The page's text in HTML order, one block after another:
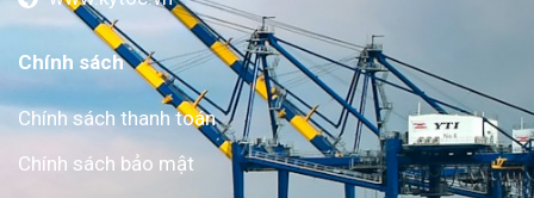
Chính sách
Chính sách thanh toán
Chính sách bảo mật